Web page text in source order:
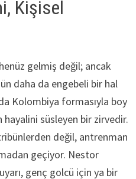
Kişisel
gelmiş değil; ancak
daha da engebeli bir hal
Kolombiya formasıyla boy
süsleyen bir zirvedir.
değil, antrenman
geçiyor. Nestor
genç golcü için ya bir